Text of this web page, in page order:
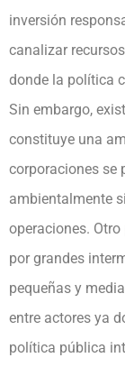
inversión
canalizar
donde la política
Sin embargo,
constituye una
corporaciones se
ambientalmente
operaciones.
por grandes
pequeñas y
entre actores ya
política pública